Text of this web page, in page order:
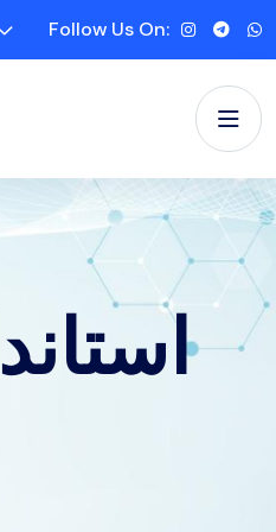
Follow Us On: